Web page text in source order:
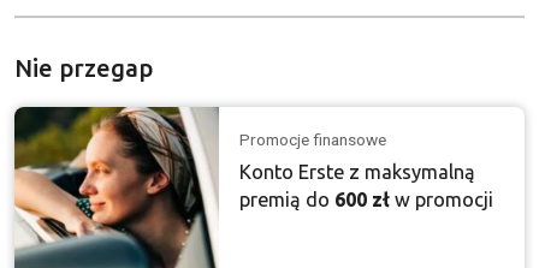
Nie przegap
Promocje finansowe
Konto Erste z maksymalną
premią do 600 zł w promocji